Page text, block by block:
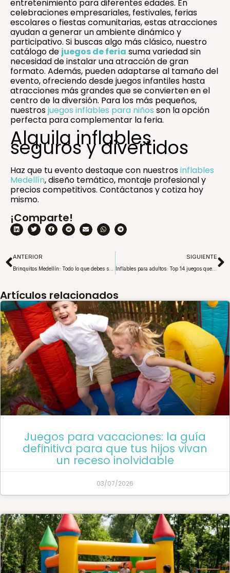
entretenimiento para diferentes edades. En
celebraciones empresariales, festivales, ferias
escolares o fiestas comunitarias, estas atracciones
ayudan a generar un ambiente dinámico y
participativo. Si buscas algo más clásico, nuestro
catálogo de juegos de feria suma variedad sin
necesidad de instalar una atracción de gran
formato. Además, pueden adaptarse al tamaño del
evento, ofreciendo desde juegos infantiles hasta
atracciones más grandes que se convierten en el
centro de la diversión. Para los más pequeños,
nuestrosjuegos inflables para niños son la opción
perfecta para complementar la feria.
Alquila inflables
seguros y divertidos
Haz que tu evento destaque con nuestrosinflables
Medellín, diseño temático, montaje profesional y
precios competitivos. Contáctanos y cotiza hoy
mismo.
¡Comparte!
Ant
ANTERIOR
Brinquitos Medellín: Todo lo que debes saber
SIGUIENTE
Inflables para adultos: Top 14 juegos que no puedes perderte
Artículos relacionados
Juegos para vacaciones: la guía
definitiva para que tus hijos vivan
un receso inolvidable
03/07/2026